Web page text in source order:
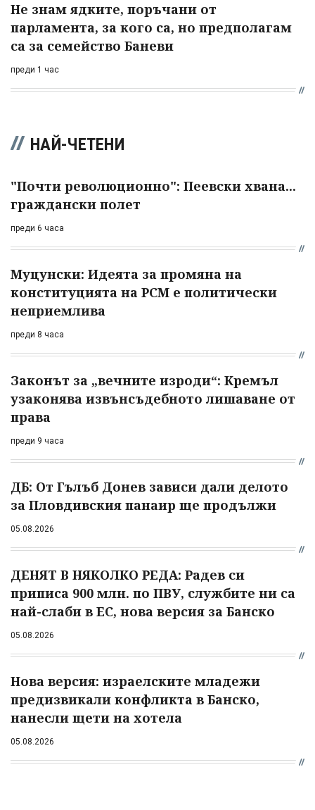
Не знам ядките, поръчани от
парламента, за кого са, но предполагам
са за семейство Баневи
преди 1 час
НАЙ-ЧЕТЕНИ
"Почти революционно": Пеевски хвана...
граждански полет
преди 6 часа
Муцунски: Идеята за промяна на
конституцията на РСМ е политически
неприемлива
преди 8 часа
Законът за „вечните изроди“: Кремъл
узаконява извънсъдебното лишаване от
права
преди 9 часа
ДБ: От Гълъб Донев зависи дали делото
за Пловдивския панаир ще продължи
05.08.2026
ДЕНЯТ В НЯКОЛКО РЕДА: Радев си
приписа 900 млн. по ПВУ, службите ни са
най-слаби в ЕС, нова версия за Банско
05.08.2026
Нова версия: израелските младежи
предизвикали конфликта в Банско,
нанесли щети на хотела
05.08.2026